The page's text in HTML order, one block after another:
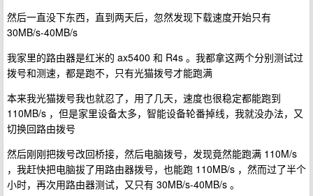
然后一直没下东西，直到两天后，忽然发现下载速度开始只有
30MB/s-40MB/s
我家里的路由器是红米的 ax5400 和 R4s 。我都拿这两个分别测试过
拨号和测速，都是跑不，只有光猫拨号才能跑满
本来我光猫拨号我也就忍了，用了几天，速度也很稳定都能跑到
110MB/s ，但是家里设备太多，智能设备轮番掉线，我就没办法，又
切换回路由拨号
然后刚刚把拨号改回桥接，然后电脑拨号，发现竟然能跑满 110M/s
，我赶快把电脑拔了用路由器拨号，也能跑 110MB/s ，然而过了半个
小时，再次用路由器测试，又只有 30MB/s-40MB/s 。